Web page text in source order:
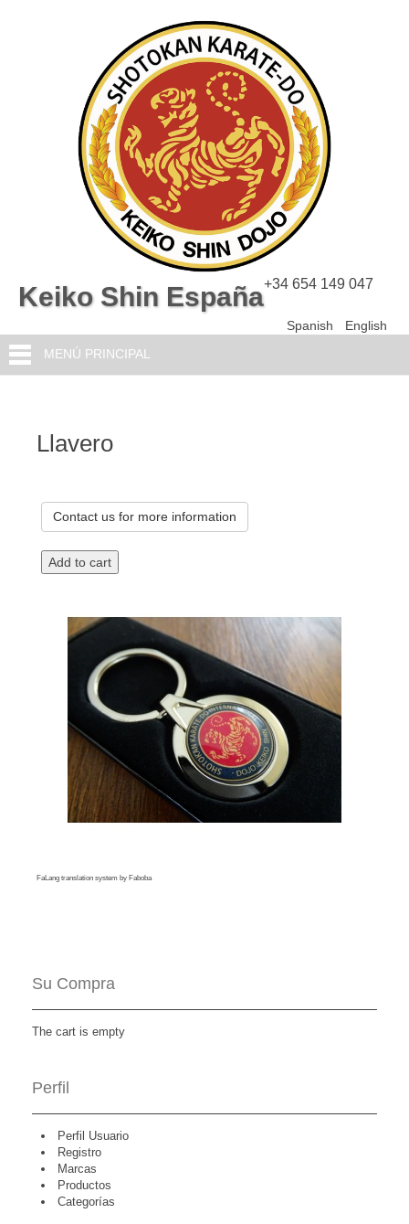
Keiko Shin España+34 654 149 047
Spanish
English
MENÚ PRINCIPAL
Llavero
Contact us for more information
FaLang translation system by Faboba
Su Compra
The cart is empty
Perfil
Perfil Usuario
Registro
Marcas
Productos
Categorías